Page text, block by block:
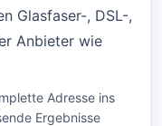
Glasfaser-, DSL-,
Anbieter wie
Adresse ins
Ergebnisse